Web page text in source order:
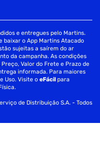
e entregues pelo Martins.
baixar o App Martins Atacado
sujeitas a saírem do ar
da campanha. As condições
Valor do Frete e Prazo de
informada. Para maiores
Uso. Visite oeFácil para
de Distribuição S.A. - Todos